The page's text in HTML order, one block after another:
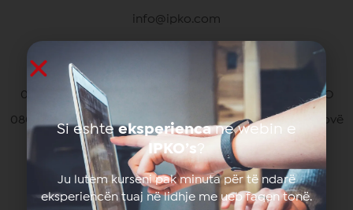
info@ipko.com
Kujdesi Ndaj Klientëve Privat
049/700 700 pa pagesë për thirrjet brenda rrjetit IPKO
080070070 pa pagesë nga të gjithë operatorët në Kosovë
*770# për thirrjet nga roaming
Kujdesi Ndaj Klientëve të Biznesit
Si eshteeksperiencane webin e
IPKO’s?
Ju lutem kurseni pak minuta për të ndarë
eksperiencën tuaj në lidhje me ueb faqen tonë.